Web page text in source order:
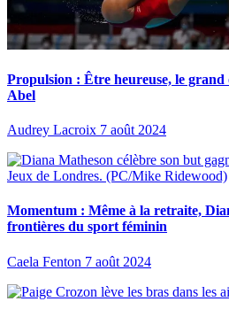
Propulsion : Être heureuse, le
Abel
Audrey Lacroix 7 août 2024
Momentum : Même à la retraite,
frontières du sport féminin
Caela Fenton 7 août 2024